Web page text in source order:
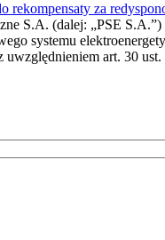
rekompensaty za
S.A. (dalej: „PSE
systemu
uwzględnieniem art. 30